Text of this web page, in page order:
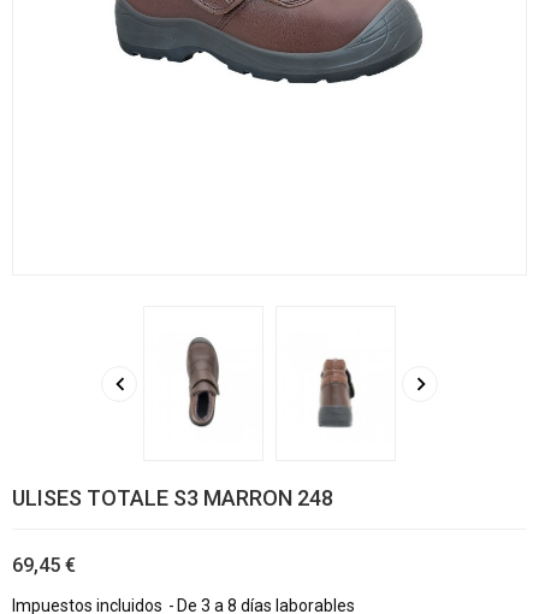
 
ULISES TOTALE S3 MARRON 248
69,45 €
Impuestos incluidos
De 3 a 8 días laborables